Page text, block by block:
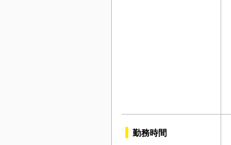
勤務時間